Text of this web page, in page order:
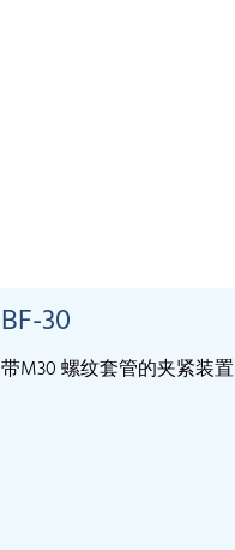
BF-30
带M30 螺纹套管的夹紧装置